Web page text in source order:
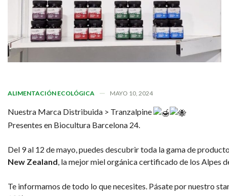
ALIMENTACIÓN ECOLÓGICA MAYO 10, 2024
Nuestra Marca Distribuida > Tranzalpine
Presentes en Biocultura Barcelona 24.
Del 9 al 12 de mayo, puedes descubrir toda la gama de
New Zealand, la mejor miel orgánica certificado de los Alpes
Te informamos de todo lo que necesites. Pásate por nuestro